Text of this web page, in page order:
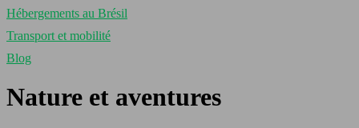
Hébergements au Brésil
Transport et mobilité
Blog
Nature et aventures